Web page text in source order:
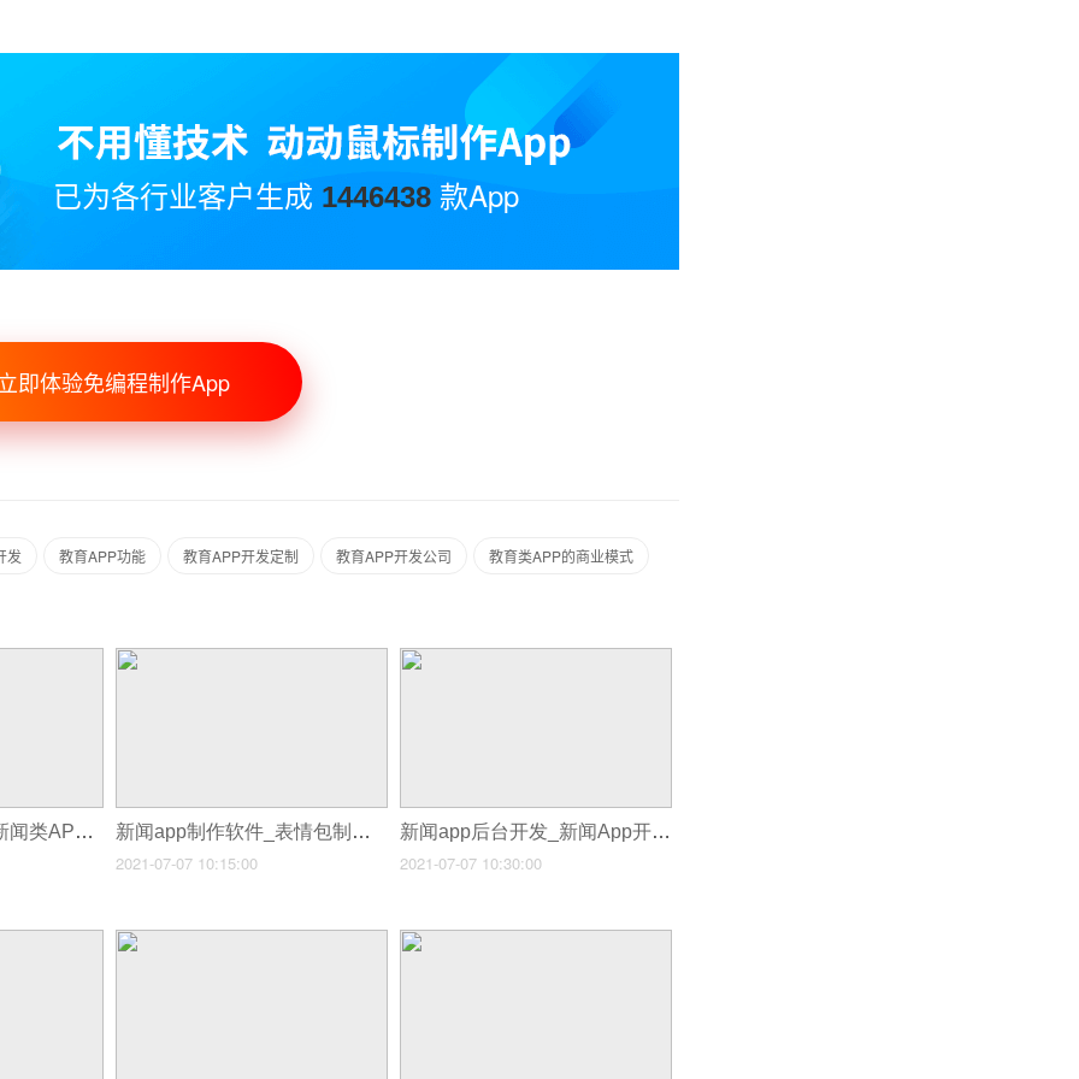
已为各行业客户生成 1446438 款App
即体验免编程制作App
发 教育APP功能 教育APP开发定制 教育APP开发公司 教育类APP的商业模式
新闻app制作费用_新闻类APP软件开发功能分析 新闻app制作软件_表情包制作APP软件有毒
2021-07-07 10:15:00
新闻app后台开发_新闻App开发怎样占领市场
2021-07-07 10:30:00